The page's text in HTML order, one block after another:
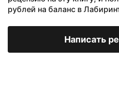
рублей на баланс в
Написать